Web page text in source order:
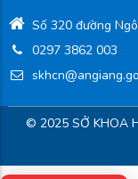
Số 320 đường
0297 3862 003
© 2025 SỞ KHOA